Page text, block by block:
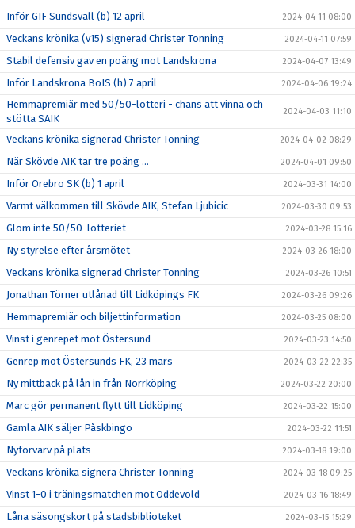
Inför GIF Sundsvall (b) 12 april 2024-04-11 08:00
Veckans krönika (v15) signerad Christer Tonning 2024-04-11 07:59
Stabil defensiv gav en poäng mot Landskrona 2024-04-07 13:49
Inför Landskrona BoIS (h) 7 april 2024-04-06 19:24
Hemmapremiär med 50/50-lotteri - chans att vinna och
stötta SAIK
2024-04-03 11:10
Veckans krönika signerad Christer Tonning 2024-04-02 08:29
När Skövde AIK tar tre poäng ... 2024-04-01 09:50
Inför Örebro SK (b) 1 april 2024-03-31 14:00
Varmt välkommen till Skövde AIK, Stefan Ljubicic 2024-03-30 09:53
Glöm inte 50/50-lotteriet 2024-03-28 15:16
Ny styrelse efter årsmötet 2024-03-26 18:00
Veckans krönika signerad Christer Tonning 2024-03-26 10:51
Jonathan Törner utlånad till Lidköpings FK 2024-03-26 09:26
Hemmapremiär och biljettinformation 2024-03-25 08:00
Vinst i genrepet mot Östersund 2024-03-23 14:50
Genrep mot Östersunds FK, 23 mars 2024-03-22 22:35
Ny mittback på lån in från Norrköping 2024-03-22 20:00
Marc gör permanent flytt till Lidköping 2024-03-22 15:00
Gamla AIK säljer Påskbingo 2024-03-22 11:51
Nyförvärv på plats 2024-03-18 19:00
Veckans krönika signera Christer Tonning 2024-03-18 09:25
Vinst 1-0 i träningsmatchen mot Oddevold 2024-03-16 18:49
Låna säsongskort på stadsbiblioteket 2024-03-15 15:29